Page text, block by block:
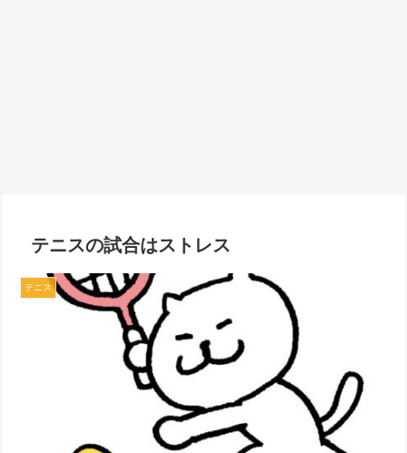
テニスの試合はストレス
テニス